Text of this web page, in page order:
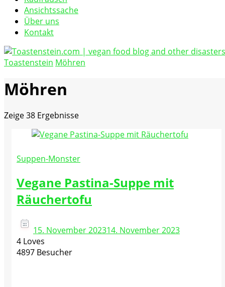
Ansichtssache
Über uns
Kontakt
Toastenstein.com
Toastenstein Möhren
Möhren
Zeige38 Ergebnisse
Suppen-Monster
Vegane Pastina-Suppe mit
Räuchertofu
15. November 202314. November 2023
4 Loves
4897 Besucher